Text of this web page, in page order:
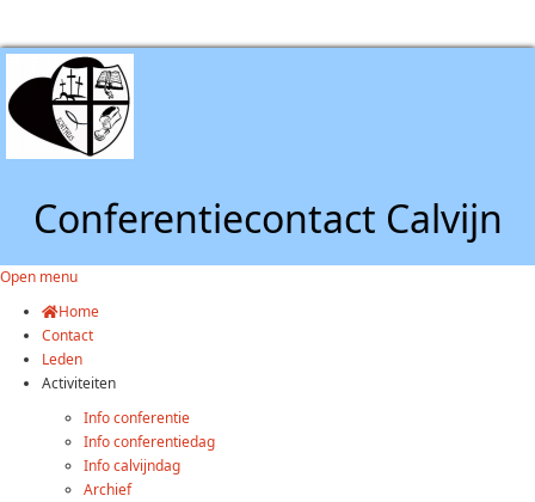
Conferentiecontact Calvijn
Open menu
Home
Contact
Leden
Activiteiten
Info conferentie
Info conferentiedag
Info calvijndag
Archief